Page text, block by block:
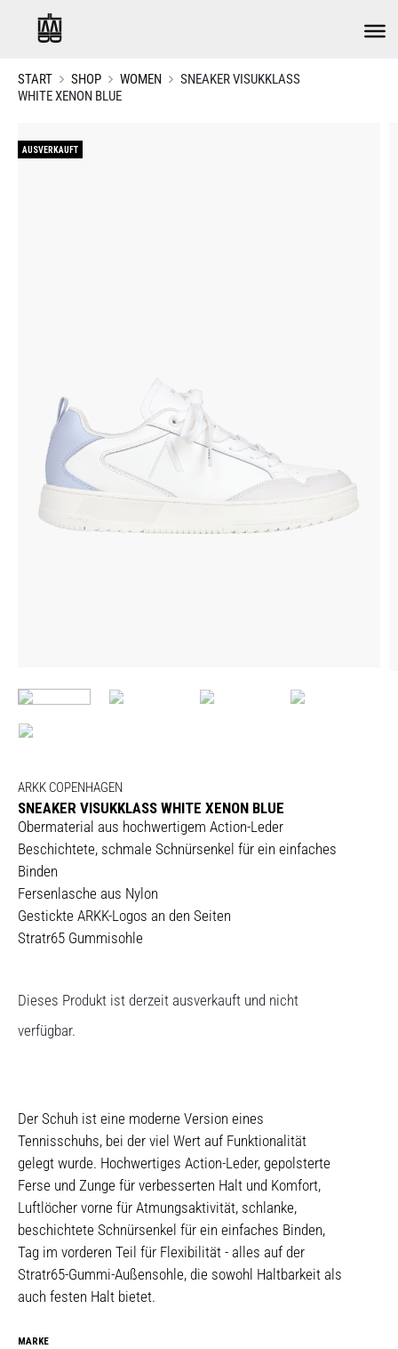
START SHOP WOMEN
SNEAKER VISUKKLASS
WHITE XENON BLUE
AUSVERKAUFT
ARKK COPENHAGEN
SNEAKER VISUKKLASS WHITE XENON BLUE
Obermaterial aus hochwertigem Action-Leder
Beschichtete, schmale Schnürsenkel für ein einfaches
Binden
Fersenlasche aus Nylon
Gestickte ARKK-Logos an den Seiten
Stratr65 Gummisohle
Dieses Produkt ist derzeit ausverkauft und nicht
verfügbar.
Der Schuh ist eine moderne Version eines
Tennisschuhs, bei der viel Wert auf Funktionalität
gelegt wurde. Hochwertiges Action-Leder, gepolsterte
Ferse und Zunge für verbesserten Halt und Komfort,
Luftlöcher vorne für Atmungsaktivität, schlanke,
beschichtete Schnürsenkel für ein einfaches Binden,
Tag im vorderen Teil für Flexibilität - alles auf der
Stratr65-Gummi-Außensohle, die sowohl Haltbarkeit als
auch festen Halt bietet.
MARKE